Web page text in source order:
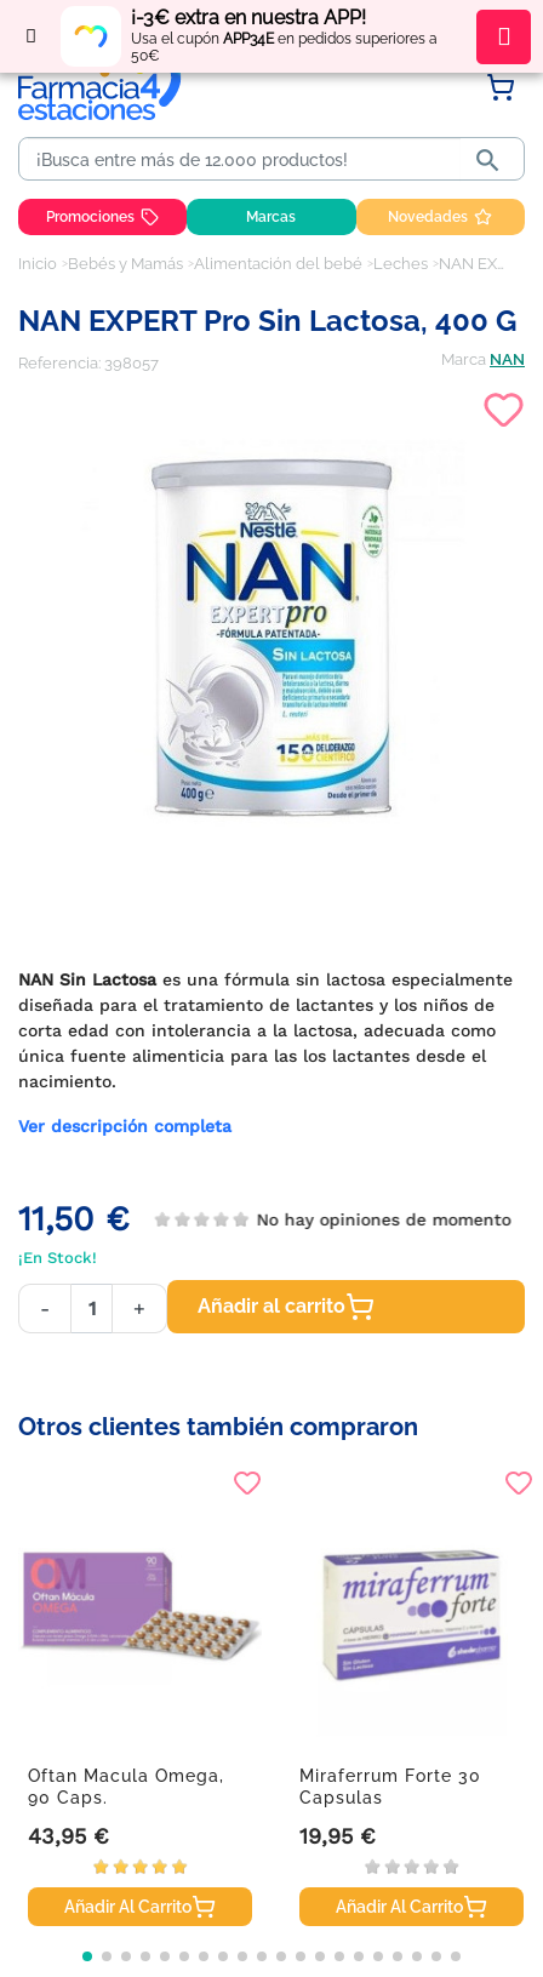
¡-3€ extra en nuestra APP!
Usa el cupón APP34Een pedidos superiores a
50€
Regístratey obténpuntos por tus compras

Promociones Marcas Novedades
Inicio Bebés y Mamás Alimentación del bebé Leches NAN EXPERT pro sin lactosa, 400 g
NAN EXPERT Pro Sin Lactosa, 400 G
Referencia: 398057 Marca NAN
NAN Sin Lactosaes una fórmula sin lactosa especialmente
diseñada para el tratamiento de lactantes y los niños de
corta edad con intolerancia a la lactosa, adecuada como
única fuente alimenticia para las los lactantes desde el
nacimiento.
Ver descripción completa
11,50 € No hay opiniones de momento
¡En Stock!
- + Añadir al carrito
Otros clientes también compraron
Oftan Macula Omega,
90 Caps.
Precio
43,95 €
Añadir Al Carrito
Miraferrum Forte 30
Capsulas
Precio
19,95 €
Añadir Al Carrito